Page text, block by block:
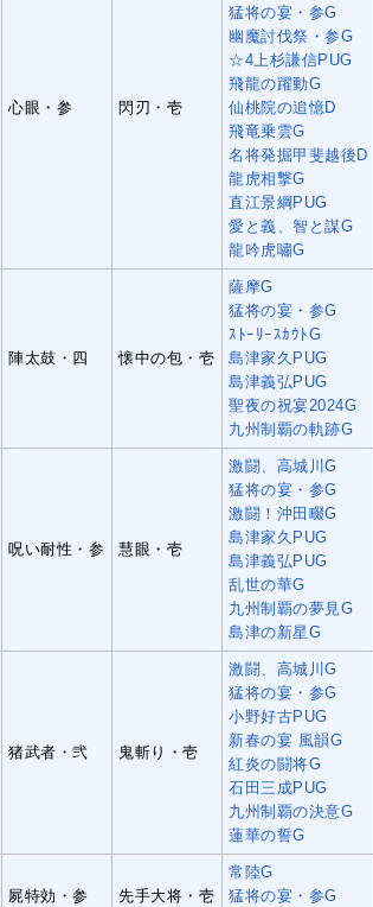
心眼・参 閃刃・壱
猛将の宴・参G
幽魔討伐祭・参G
☆4上杉謙信PUG
飛龍の躍動G
仙桃院の追憶D
飛竜乗雲G
名将発掘甲斐越後D
龍虎相撃G
直江景綱PUG
愛と義、智と謀G
龍吟虎嘯G
陣太鼓・四 懐中の包・壱
薩摩G
猛将の宴・参G
ｽﾄｰﾘｰｽｶｳﾄG
島津家久PUG
島津義弘PUG
聖夜の祝宴2024G
九州制覇の軌跡G
呪い耐性・参 慧眼・壱
激闘、高城川G
猛将の宴・参G
激闘！沖田畷G
島津家久PUG
島津義弘PUG
乱世の華G
九州制覇の夢見G
島津の新星G
猪武者・弐 鬼斬り・壱
激闘、高城川G
猛将の宴・参G
小野好古PUG
新春の宴 風韻G
紅炎の闘将G
石田三成PUG
九州制覇の決意G
蓮華の誓G
屍特効・参 先手大将・壱
常陸G
猛将の宴・参G